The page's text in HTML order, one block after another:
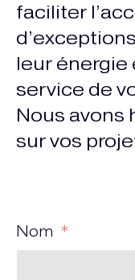
faciliter
leur énergie
service de
Nous avons
sur vos
Nom